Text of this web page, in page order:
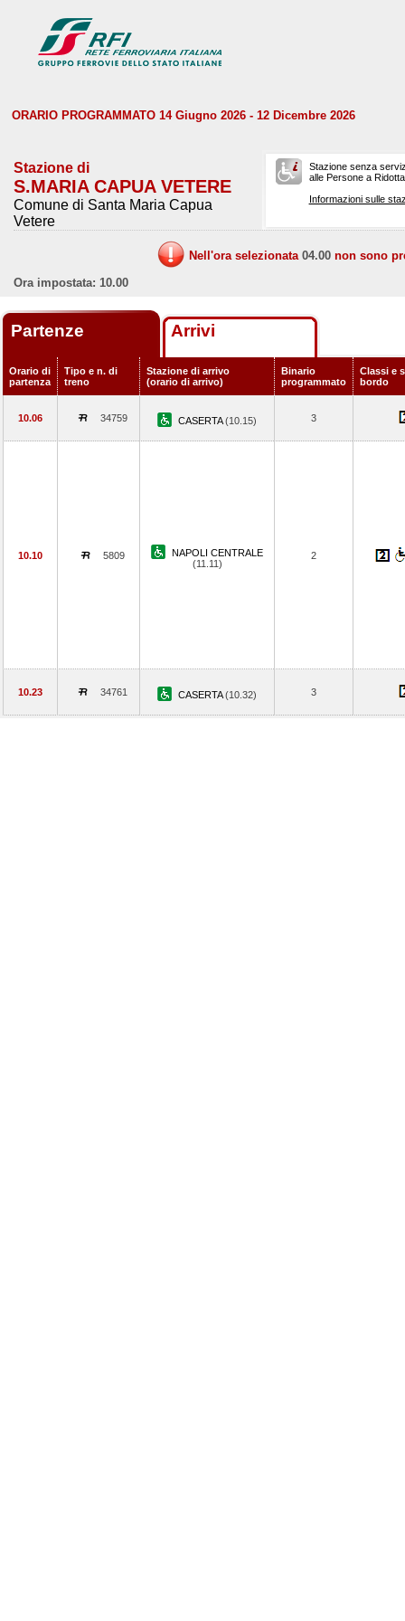
ORARIO PROGRAMMATO 14 Giugno 2026 - 12 Dicembre 2026
Stazione di
S.MARIA CAPUA VETERE
Comune di Santa Maria Capua
Vetere
Stazione senza
alle Persone a
Informazioni sulle
Nell'ora selezionata 04.00 non sono
Ora impostata: 10.00
Partenze Arrivi
Orario di
partenza
Tipo e n. di
treno
Stazione di arrivo
(orario di arrivo)
Binario
programmato
Classi e
bordo
10.06 34759 CASERTA(10.15) 3
10.10 5809
NAPOLI CENTRALE
(11.11)
2
10.23 34761 CASERTA(10.32) 3